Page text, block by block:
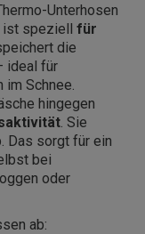
Unterhosen
ist speziell für
die
ideal für
im Schnee.
hingegen
. Sie
Das sorgt für ein
bei
oder
ab: